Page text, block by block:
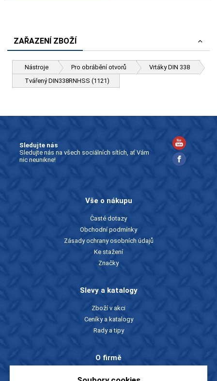
ZAŘAZENÍ ZBOŽÍ
Nástroje Pro obrábění otvorů
Vrtáky DIN 338
Tvářený DIN338RNHSS (1121)
Sledujte nás
Sledujte nás na všech sociálních sítích, ať Vám
nic neunikne!
Vše o nákupu
Časté dotazy
Obchodní podmínky
Zásady ochrany osobních údajů
Ke stažení
Značky
Slevy a katalogy
Zboží v akci
Ceníky a katalogy
Rady a tipy
O firmě